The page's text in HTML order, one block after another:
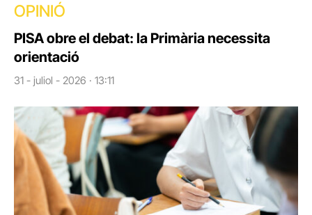
OPINIÓ
PISA obre el debat: la Primària necessita
orientació
31 - juliol - 2026 · 13:11